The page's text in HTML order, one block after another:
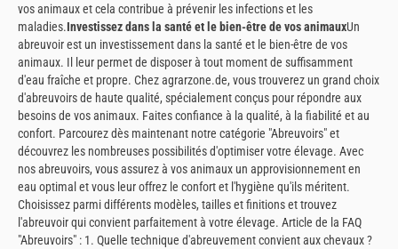
vos animaux et cela contribue à prévenir les infections et les
maladies.Investissez dans la santé et le bien-être de vos animauxUn
abreuvoir est un investissement dans la santé et le bien-être de vos
animaux. Il leur permet de disposer à tout moment de suffisamment
d'eau fraîche et propre. Chez agrarzone.de, vous trouverez un grand choix
d'abreuvoirs de haute qualité, spécialement conçus pour répondre aux
besoins de vos animaux. Faites confiance à la qualité, à la fiabilité et au
confort. Parcourez dès maintenant notre catégorie "Abreuvoirs" et
découvrez les nombreuses possibilités d'optimiser votre élevage. Avec
nos abreuvoirs, vous assurez à vos animaux un approvisionnement en
eau optimal et vous leur offrez le confort et l'hygiène qu'ils méritent.
Choisissez parmi différents modèles, tailles et finitions et trouvez
l'abreuvoir qui convient parfaitement à votre élevage. Article de la FAQ
"Abreuvoirs" : 1. Quelle technique d'abreuvement convient aux chevaux ?